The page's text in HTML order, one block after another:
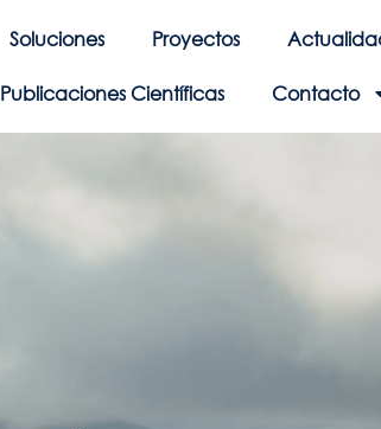
Soluciones Proyectos
Publicaciones Científicas Contacto